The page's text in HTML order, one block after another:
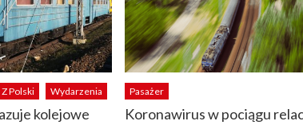
Polski Wydarzenia
kolejowe
Pasażer
Koronawirus w pociągu